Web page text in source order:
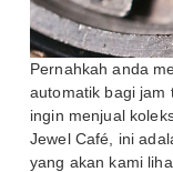
Pernahkah anda
automatik bagi jam
ingin menjual
Jewel Café, ini
yang akan kami